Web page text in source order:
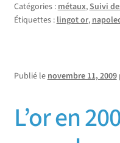
Catégories :métaux,Suivi
Étiquettes :lingot or,
Publié lenovembre 11, 2009
L’or en